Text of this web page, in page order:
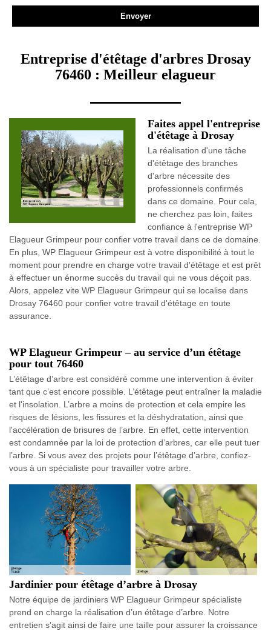
Entreprise d'étêtage d'arbres Drosay
76460 : Meilleur elagueur
Faites appel l'entreprise
d'étêtage à Drosay
La réalisation d'une tâche
d'étêtage des branches
d'arbre nécessite des
professionnels confirmés
dans ce domaine. Pour cela,
ne cherchez pas loin, faites
confiance à l'entreprise WP
Elagueur Grimpeur pour confier votre travail dans ce de domaine.
En plus, WP Elagueur Grimpeur est à votre disponibilité à tout le
moment pour prendre en charge votre travail d'étêtage et est prêt
à effectuer un énorme succès du travail qui ne vous déçoit pas.
Alors, appelez vite WP Elagueur Grimpeur qui se localise dans
Drosay 76460 pour confier votre travail d'étêtage en toute
assurance.
WP Elagueur Grimpeur – au service d’un étêtage
pour tout 76460
L’étêtage d’arbre est considéré comme une intervention à éviter
tant que c’est encore possible. L’étêtage peut entraîner la maladie
et l'insolation. L’arbre a moins de protection et cela empire les
risques de lésions, les fissures et la déshydratation, ainsi que
l'accélération de brisures de l’arbre. En effet, cette intervention
est condamnée par la loi de protection d’arbres, car elle peut tuer
l’arbre. Si vous avez des projets pour l’étêtage d’arbre, confiez-
vous à un spécialiste pour travailler votre arbre.
Jardinier pour étêtage d’arbre à Drosay
Notre équipe de jardiniers WP Elagueur Grimpeur spécialiste
prend en charge la réalisation d’un étêtage d’arbre. Notre
entretien s’agit ainsi de faire une taille pour assurer la croissance